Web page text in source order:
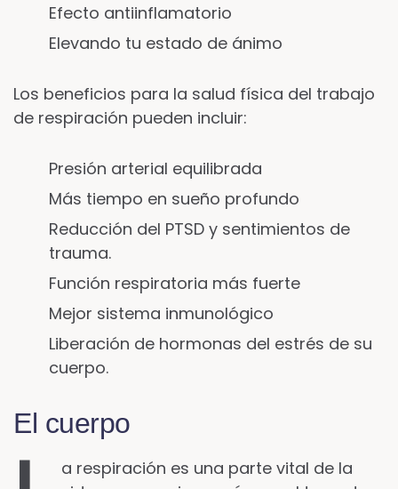
Efecto antiinflamatorio
Elevando tu estado de ánimo
Los beneficios para la salud física del trabajo
de respiración pueden incluir:
Presión arterial equilibrada
Más tiempo en sueño profundo
Reducción del PTSD y sentimientos de
trauma.
Función respiratoria más fuerte
Mejor sistema inmunológico
Liberación de hormonas del estrés de su
cuerpo.
El cuerpo
a respiración es una parte vital de la